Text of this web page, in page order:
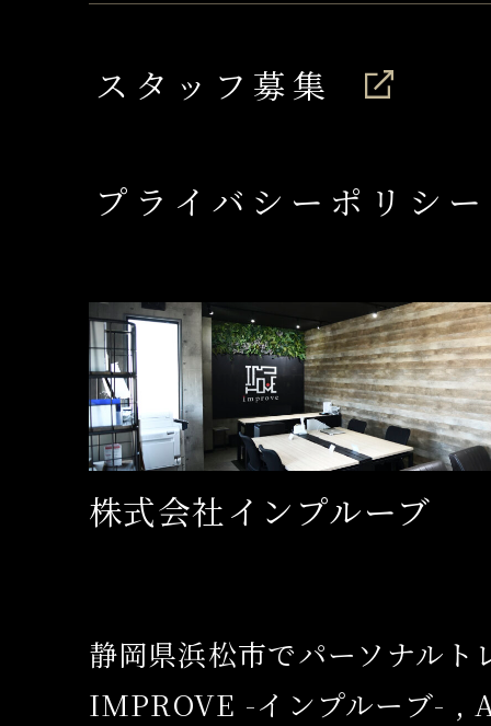
スタッフ募集
プライバシーポリシー
株式会社インプルーブ
静岡県浜松市でパーソナルト
IMPROVE -インプルーブ-